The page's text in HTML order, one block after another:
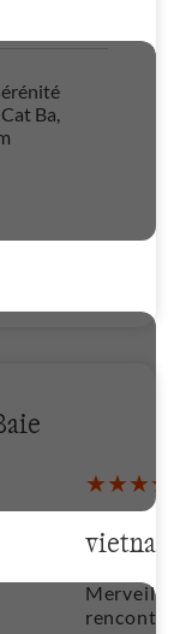
Ba,
de belles